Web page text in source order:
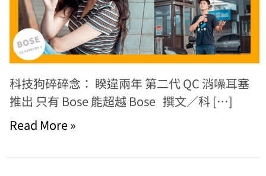
科技狗碎碎念： 睽違兩年 第二代 QC 消噪耳塞
推出 只有 Bose 能超越 Bose 撰文／科 […]
Read More »